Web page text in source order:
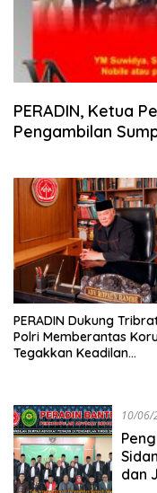
PERADIN, Ketua
Pengambilan
PERADIN Dukung
Polri Memberantas
Tegakkan Keadilan
10/06/
dan